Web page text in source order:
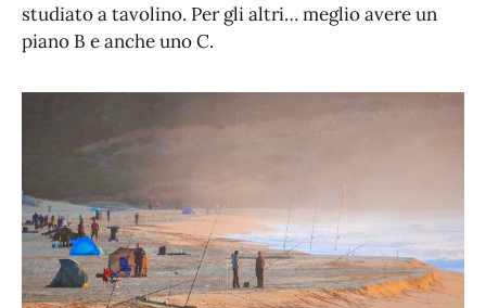
studiato a tavolino. Per gli altri… meglio avere un
piano B e anche uno C.